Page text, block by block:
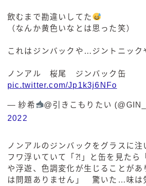
飲むまで勘違いしてた
（なんか黄色いなとは思った笑）
これはジンバックや…ジントニッ
ノンアル 桜尾 ジンバック缶
pic.twitter.com/Jp1k3j6NFo
— 紗希 @引きこもりたい
2022
ノンアルのジンバックをグラスに注
フワ浮いていて「⁈」と缶を見たら
や浮遊、色調変化が生じることがあ
は問題ありません」 驚いた…味は